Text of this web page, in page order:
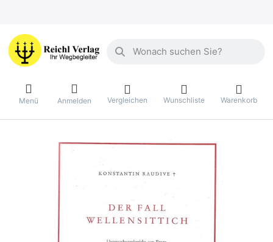
Geben Sie einen Suchbegriff ein.
Menü Anmelden Vergleichen Wunschliste Warenkorb